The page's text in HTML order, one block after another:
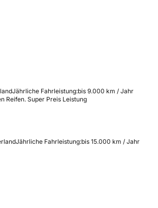
Jährliche Fahrleistung:bis 9.000 km / Jahr
Reifen. Super Preis Leistung
Jährliche Fahrleistung:bis 15.000 km / Jahr